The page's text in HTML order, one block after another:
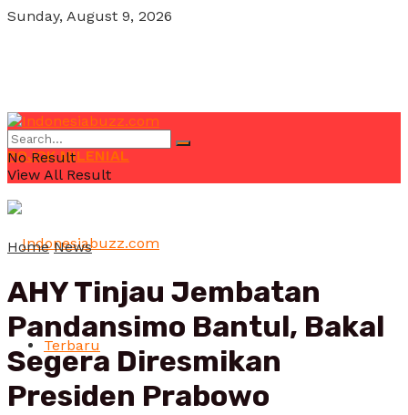
Sunday, August 9, 2026
POJOK MILENIAL
Terbaru
No Result
View All Result
Home News
AHY Tinjau Jembatan
Pandansimo Bantul, Bakal
Segera Diresmikan
Presiden Prabowo